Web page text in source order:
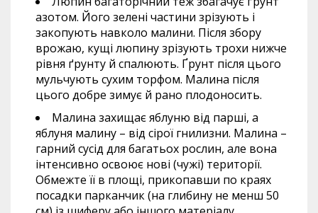
азотом. Його зелені частини зрізують і
закопують навколо малини. Після збору
врожаю, кущі люпину зрізують трохи нижче
рівня ґрунту й спалюють. Ґрунт після цього
мульчують сухим торфом. Малина після
цього добре зимує й рано плодоносить.
Малина захищає яблуню від парші, а
яблуня малину – від сірої гнилизни. Малина –
гарний сусід для багатьох рослин, але вона
інтенсивно освоює нові (чужі) території.
Обмежте її в площі, прикопавши по краях
посадки парканчик (на глибину не менш 50